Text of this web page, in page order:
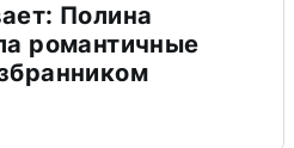
Полина
романтичные